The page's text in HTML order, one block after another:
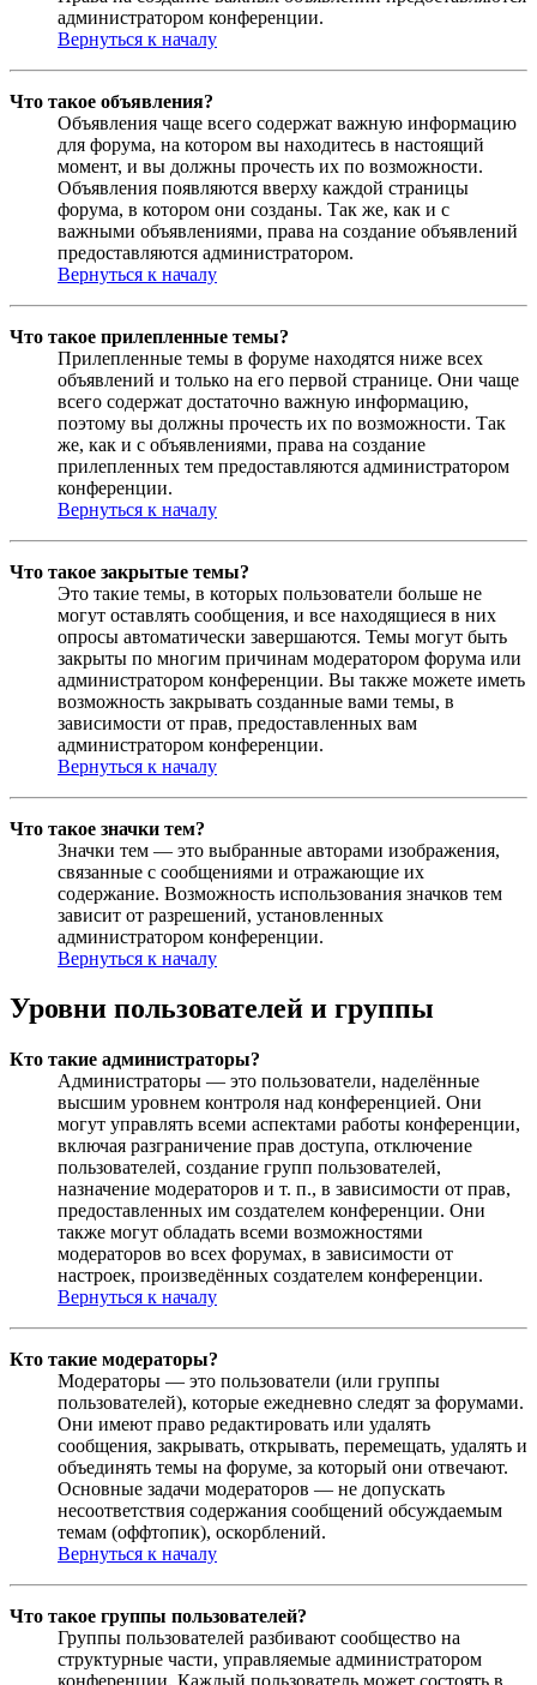
администратором конференции.
Вернуться к началу
Что такое объявления?
Объявления чаще всего содержат важную информацию
для форума, на котором вы находитесь в настоящий
момент, и вы должны прочесть их по возможности.
Объявления появляются вверху каждой страницы
форума, в котором они созданы. Так же, как и с
важными объявлениями, права на создание объявлений
предоставляются администратором.
Вернуться к началу
Что такое прилепленные темы?
Прилепленные темы в форуме находятся ниже всех
объявлений и только на его первой странице. Они чаще
всего содержат достаточно важную информацию,
поэтому вы должны прочесть их по возможности. Так
же, как и с объявлениями, права на создание
прилепленных тем предоставляются администратором
конференции.
Вернуться к началу
Что такое закрытые темы?
Это такие темы, в которых пользователи больше не
могут оставлять сообщения, и все находящиеся в них
опросы автоматически завершаются. Темы могут быть
закрыты по многим причинам модератором форума или
администратором конференции. Вы также можете иметь
возможность закрывать созданные вами темы, в
зависимости от прав, предоставленных вам
администратором конференции.
Вернуться к началу
Что такое значки тем?
Значки тем — это выбранные авторами изображения,
связанные с сообщениями и отражающие их
содержание. Возможность использования значков тем
зависит от разрешений, установленных
администратором конференции.
Вернуться к началу
Уровни пользователей и группы
Кто такие администраторы?
Администраторы — это пользователи, наделённые
высшим уровнем контроля над конференцией. Они
могут управлять всеми аспектами работы конференции,
включая разграничение прав доступа, отключение
пользователей, создание групп пользователей,
назначение модераторов и т. п., в зависимости от прав,
предоставленных им создателем конференции. Они
также могут обладать всеми возможностями
модераторов во всех форумах, в зависимости от
настроек, произведённых создателем конференции.
Вернуться к началу
Кто такие модераторы?
Модераторы — это пользователи (или группы
пользователей), которые ежедневно следят за форумами.
Они имеют право редактировать или удалять
сообщения, закрывать, открывать, перемещать, удалять и
объединять темы на форуме, за который они отвечают.
Основные задачи модераторов — не допускать
несоответствия содержания сообщений обсуждаемым
темам (оффтопик), оскорблений.
Вернуться к началу
Что такое группы пользователей?
Группы пользователей разбивают сообщество на
структурные части, управляемые администратором